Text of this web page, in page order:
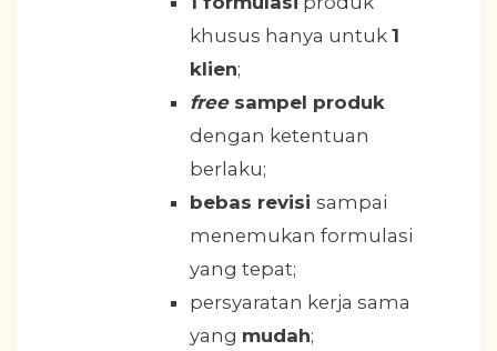
khusus hanya untuk 1
klien;
freesampel produk
dengan ketentuan
berlaku;
bebas revisi sampai
menemukan formulasi
yang tepat;
persyaratan kerja sama
yang mudah;